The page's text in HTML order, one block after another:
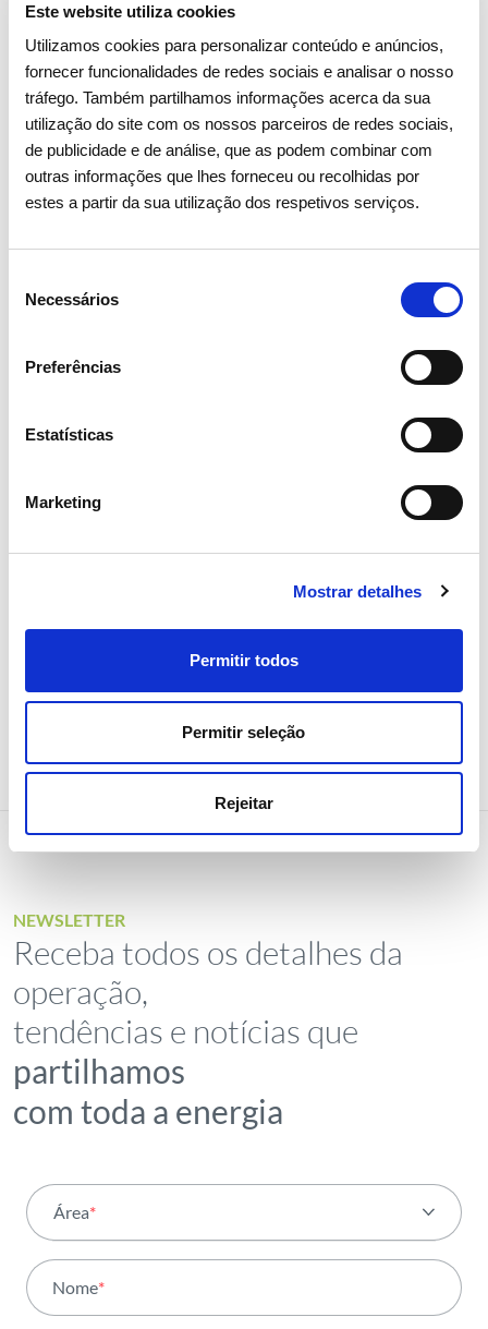
Este website utiliza cookies
Utilizamos cookies para personalizar conteúdo e anúncios,
fornecer funcionalidades de redes sociais e analisar o nosso
tráfego. Também partilhamos informações acerca da sua
utilização do site com os nossos parceiros de redes sociais,
de publicidade e de análise, que as podem combinar com
outras informações que lhes forneceu ou recolhidas por
estes a partir da sua utilização dos respetivos serviços.
Necessários
Preferências
Estatísticas
Marketing
Mostrar detalhes
Permitir todos
Permitir seleção
Rejeitar
05 AGOSTO 2026
REN como uma das empresas
NEWSLETTER
Receba todos os detalhes da
operação,
tendências e notícias que
partilhamos
com toda a energia
Área*
Atividade
Nome*